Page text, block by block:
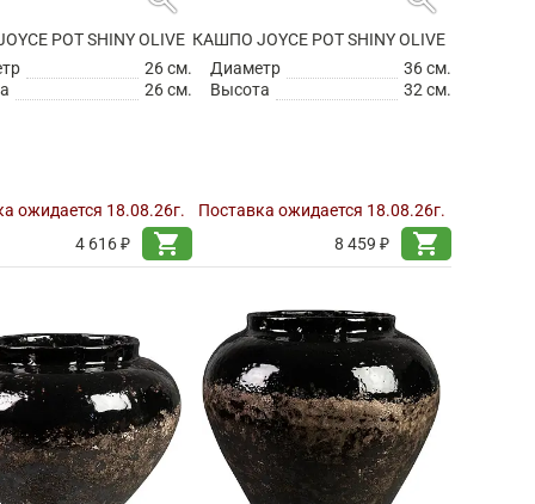
POT SHINY OLIVE
26 см.
26 см.
ожидается 18.08.26г.
4 616 ₽
shopping_cart
КАШПО JOYCE POT SHINY OLIVE
Диаметр
36 см.
Высота
32 см.
Поставка ожидается 18.08.26г.
8 459 ₽
shopping_cart